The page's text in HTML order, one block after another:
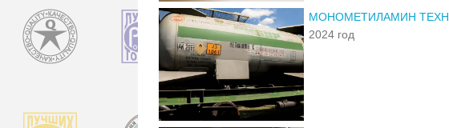
МОНОМЕТИЛАМИН
2024 год